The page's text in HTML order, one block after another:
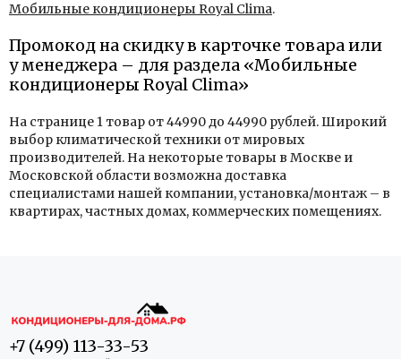
Мобильные кондиционеры Royal Clima.
Промокод на скидку в карточке товара или
у менеджера – для раздела «Мобильные
кондиционеры Royal Clima»
На странице 1 товар от 44990 до 44990 рублей. Широкий
выбор климатической техники от мировых
производителей. На некоторые товары в Москве и
Московской области возможна доставка
специалистами нашей компании, установка/монтаж – в
квартирах, частных домах, коммерческих помещениях.
+7 (499) 113-33-53